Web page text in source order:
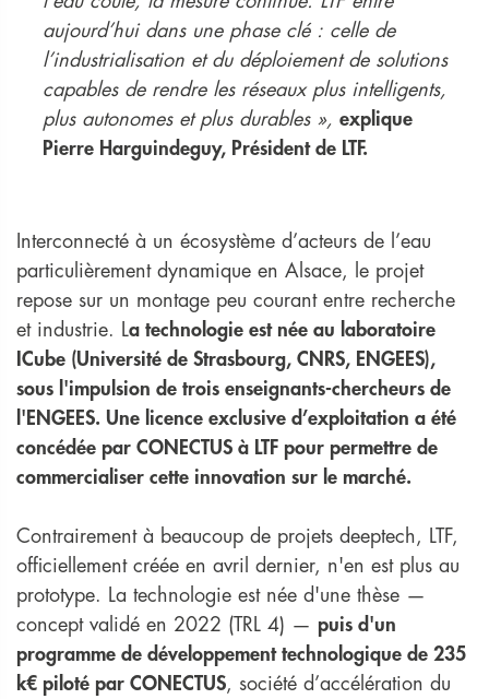
aujourd’hui dans une phase clé : celle de
l’industrialisation et du déploiement de solutions
capables de rendre les réseaux plus intelligents,
plus autonomes et plus durables », explique
Pierre Harguindeguy, Président de LTF.
Interconnecté à un écosystème d’acteurs de l’eau
particulièrement dynamique en Alsace, le projet
repose sur un montage peu courant entre recherche
et industrie. La technologie est née au laboratoire
ICube (Université de Strasbourg, CNRS, ENGEES),
sous l'impulsion de trois enseignants-chercheurs de
l'ENGEES. Une licence exclusive d’exploitation a été
concédée par CONECTUS à LTF pour permettre de
commercialiser cette innovation sur le marché.
Contrairement à beaucoup de projets deeptech, LTF,
officiellement créée en avril dernier, n'en est plus au
prototype. La technologie est née d'une thèse —
concept validé en 2022 (TRL 4) — puis d'un
programme de développement technologique de 235
k€ piloté par CONECTUS, société d’accélération du